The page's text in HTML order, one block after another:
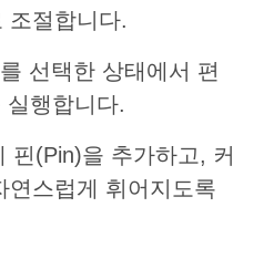
조절합니다.
선택한 상태에서 편
행합니다.
핀(Pin)을 추가하고, 커
연스럽게 휘어지도록